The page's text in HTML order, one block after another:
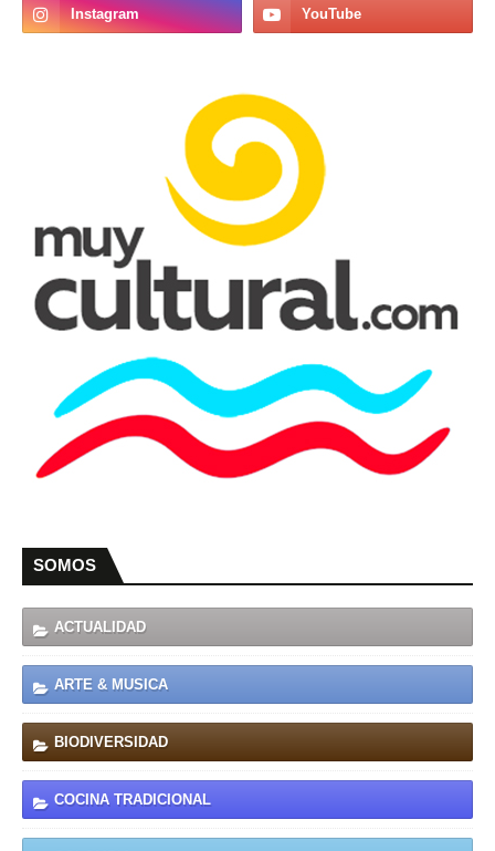
SOMOS
ACTUALIDAD
ARTE & MUSICA
BIODIVERSIDAD
COCINA TRADICIONAL